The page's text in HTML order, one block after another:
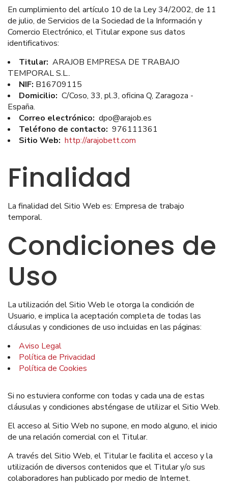
En cumplimiento del artículo 10 de la Ley 34/2002, de 11
de julio, de Servicios de la Sociedad de la Información y
Comercio Electrónico, el Titular expone sus datos
identificativos:
Titular: ARAJOB EMPRESA DE TRABAJO
TEMPORAL S.L..
NIF: B16709115
Domicilio: C/Coso, 33, pl.3, oficina Q, Zaragoza -
España.
Correo electrónico: dpo@arajob.es
Teléfono de contacto: 976111361
Sitio Web: http://arajobett.com
Finalidad
La finalidad del Sitio Web es: Empresa de trabajo
temporal.
Condiciones de
Uso
La utilización del Sitio Web le otorga la condición de
Usuario, e implica la aceptación completa de todas las
cláusulas y condiciones de uso incluidas en las páginas:
Aviso Legal
Política de Privacidad
Política de Cookies
Si no estuviera conforme con todas y cada una de estas
cláusulas y condiciones absténgase de utilizar el Sitio Web.
El acceso al Sitio Web no supone, en modo alguno, el inicio
de una relación comercial con el Titular.
A través del Sitio Web, el Titular le facilita el acceso y la
utilización de diversos contenidos que el Titular y/o sus
colaboradores han publicado por medio de Internet.